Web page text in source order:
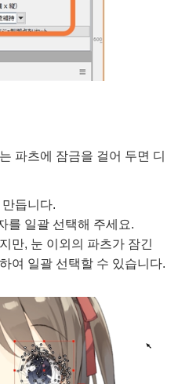
파츠에 잠금을 걸어 두면 디
듭니다.
를 일괄 선택해 주세요.
만, 눈 이외의 파츠가 잠긴
여 일괄 선택할 수 있습니다.